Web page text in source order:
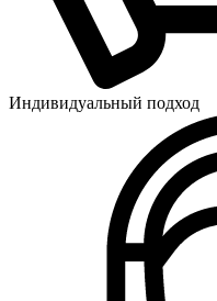
Индивидуальный подход